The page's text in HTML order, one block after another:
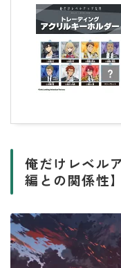
俺だけレベル
編との関係性】